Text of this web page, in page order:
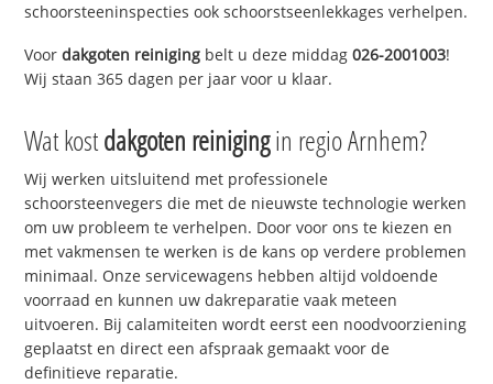
schoorsteeninspecties ook schoorstseenlekkages verhelpen.
Voordakgoten reiniging belt u deze middag026-2001003!
Wij staan 365 dagen per jaar voor u klaar.
Wat kostdakgoten reinigingin regio Arnhem?
Wij werken uitsluitend met professionele
schoorsteenvegers die met de nieuwste technologie werken
om uw probleem te verhelpen. Door voor ons te kiezen en
met vakmensen te werken is de kans op verdere problemen
minimaal. Onze servicewagens hebben altijd voldoende
voorraad en kunnen uw dakreparatie vaak meteen
uitvoeren. Bij calamiteiten wordt eerst een noodvoorziening
geplaatst en direct een afspraak gemaakt voor de
definitieve reparatie.